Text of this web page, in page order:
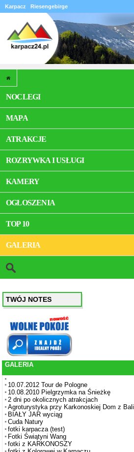
Karpacz Riesengebirge
NOCLEGI
MAPA
ATRAKCJE
ROZRYWKA I USŁUGI
KAMERY
OGŁOSZENIA
TOP 10
GALERIA
TWÓJ NOTES
GALERIA
10.07.2012 Tour de Pologne
10.08.2010 Pielgrzymka na Śnieżkę
2 dni po okolicznych atrakcjach
Agroturystyka przy Karkonoskiej Dom z Bali
BIAŁY JAR wyciąg
Cuda Natury
fotki karpacza (test)
Fotki Świątyni Wang
fotki z KARKONOSZY